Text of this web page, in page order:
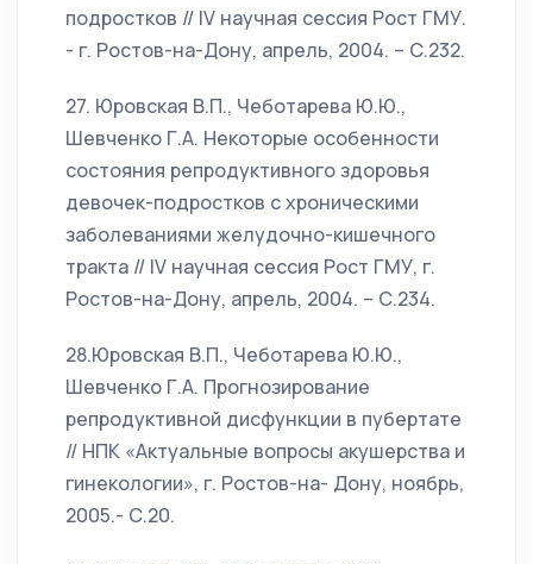
подростков // IV научная сессия Рост ГМУ.
- г. Ростов-на-Дону, апрель, 2004. – С.232.
27. Юровская В.П., Чеботарева Ю.Ю.,
Шевченко Г.А. Некоторые особенности
состояния репродуктивного здоровья
девочек-подростков с хроническими
заболеваниями желудочно-кишечного
тракта // IV научная сессия Рост ГМУ, г.
Ростов-на-Дону, апрель, 2004. – С.234.
28.Юровская В.П., Чеботарева Ю.Ю.,
Шевченко Г.А. Прогнозирование
репродуктивной дисфункции в пубертате
// НПК «Актуальные вопросы акушерства и
гинекологии», г. Ростов-на- Дону, ноябрь,
2005.- С.20.